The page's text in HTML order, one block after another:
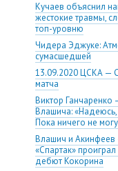
Кучаев объяснил
жестокие травмы,
топ-уровню
Чидера Эджуке:
сумасшедшей
13.09.2020 ЦСКА —
матча
Виктор
Влашича: «Надеюсь,
Пока ничего не могу
Влашич и
«Спартак»
дебют Кокорина